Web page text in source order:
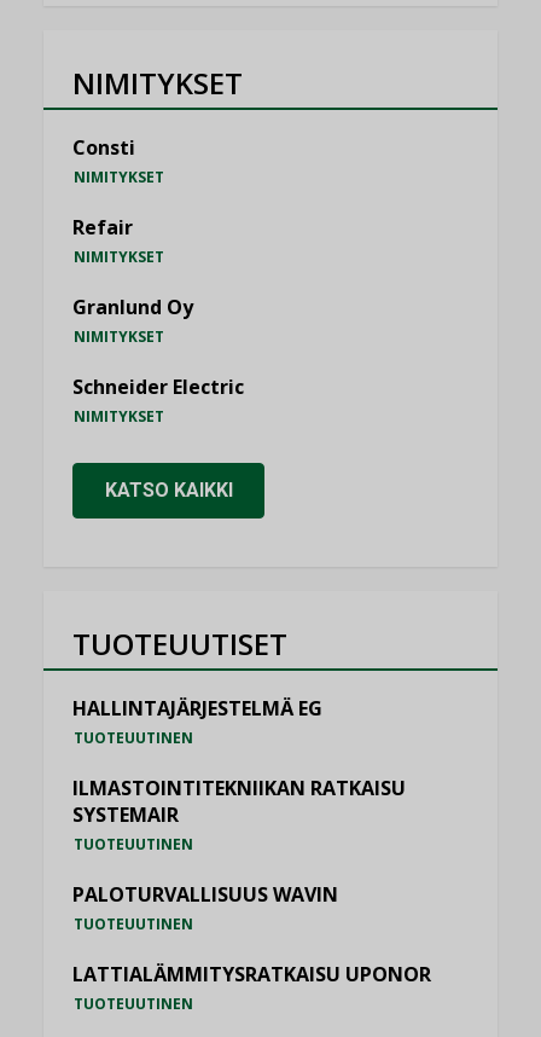
NIMITYKSET
Consti
NIMITYKSET
Refair
NIMITYKSET
Granlund Oy
NIMITYKSET
Schneider Electric
NIMITYKSET
KATSO KAIKKI
TUOTEUUTISET
HALLINTAJÄRJESTELMÄ EG
TUOTEUUTINEN
ILMASTOINTITEKNIIKAN RATKAISU
SYSTEMAIR
TUOTEUUTINEN
PALOTURVALLISUUS WAVIN
TUOTEUUTINEN
LATTIALÄMMITYSRATKAISU UPONOR
TUOTEUUTINEN